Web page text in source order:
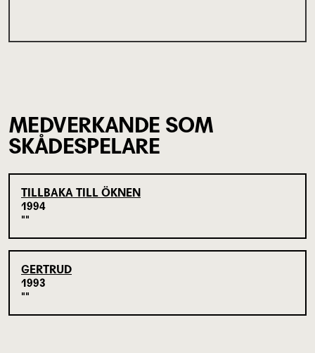
MEDVERKANDE SOM
SKÅDESPELARE
TILLBAKA TILL ÖKNEN
1994
GERTRUD
1993